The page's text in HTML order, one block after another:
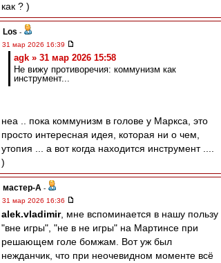
как ? )
Los -
31 мар 2026 16:39
agk » 31 мар 2026 15:58
Не вижу противоречия: коммунизм как
инструмент...
неа .. пока коммунизм в голове у Маркса, это
просто интересная идея, которая ни о чем,
утопия ... а вот когда находится инструмент ....
)
мастер-А -
31 мар 2026 16:36
alek.vladimir, мне вспоминается в нашу пользу
"вне игры", "не в не игры" на Мартинсе при
решающем голе бомжам. Вот уж был
нежданчик, что при неочевидном моменте всё